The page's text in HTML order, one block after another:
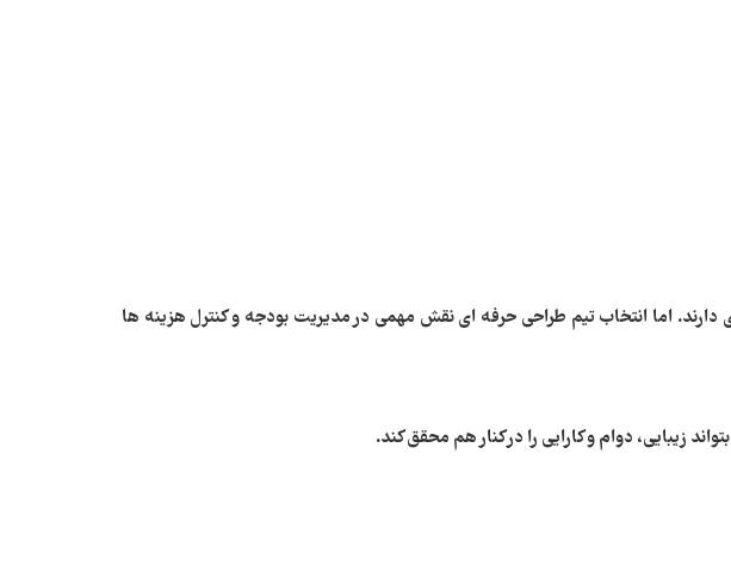
اما انتخاب تیم طراحی حرفه‌ ای نقش مهمی در مدیریت بودجه و کنترل هزینه‌ ها
زیبایی، دوام و کارایی را در کنار هم محقق کند.